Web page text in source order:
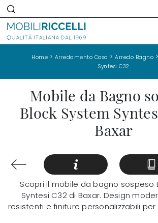
Home > Arredamento Casa >Arredo Bagno >
Syntesi C32
Mobile da Bagno
Block System
Baxar
Scopri il mobile da bagno sospeso
Syntesi C32 di Baxar. Design
resistenti e finiture personalizzabili